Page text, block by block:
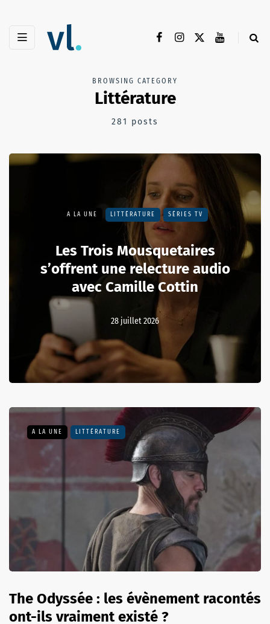
BROWSING CATEGORY
Littérature
281 posts
A LA UNE LITTÉRATURE SÉRIES TV
Les Trois Mousquetaires
s’offrent une relecture audio
avec Camille Cottin
28 juillet 2026
A LA UNE LITTÉRATURE
The Odyssée : les évènement racontés
ont-ils vraiment existé ?